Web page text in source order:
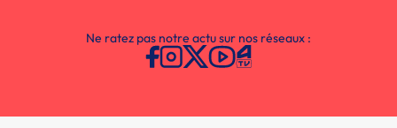
Ne ratez pas notre actu sur nos réseaux :